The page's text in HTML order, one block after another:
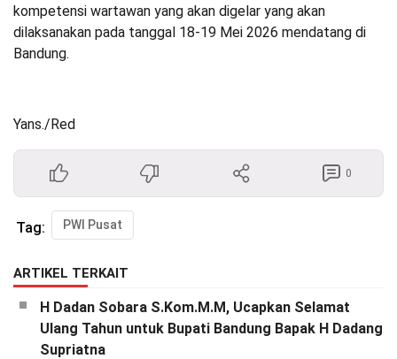
kompetensi wartawan yang akan digelar yang akan
dilaksanakan pada tanggal 18-19 Mei 2026 mendatang di
Bandung.
Yans./Red
0
Tag: PWI Pusat
ARTIKEL TERKAIT
H Dadan Sobara S.Kom.M.M, Ucapkan Selamat
Ulang Tahun untuk Bupati Bandung Bapak H Dadang
Supriatna